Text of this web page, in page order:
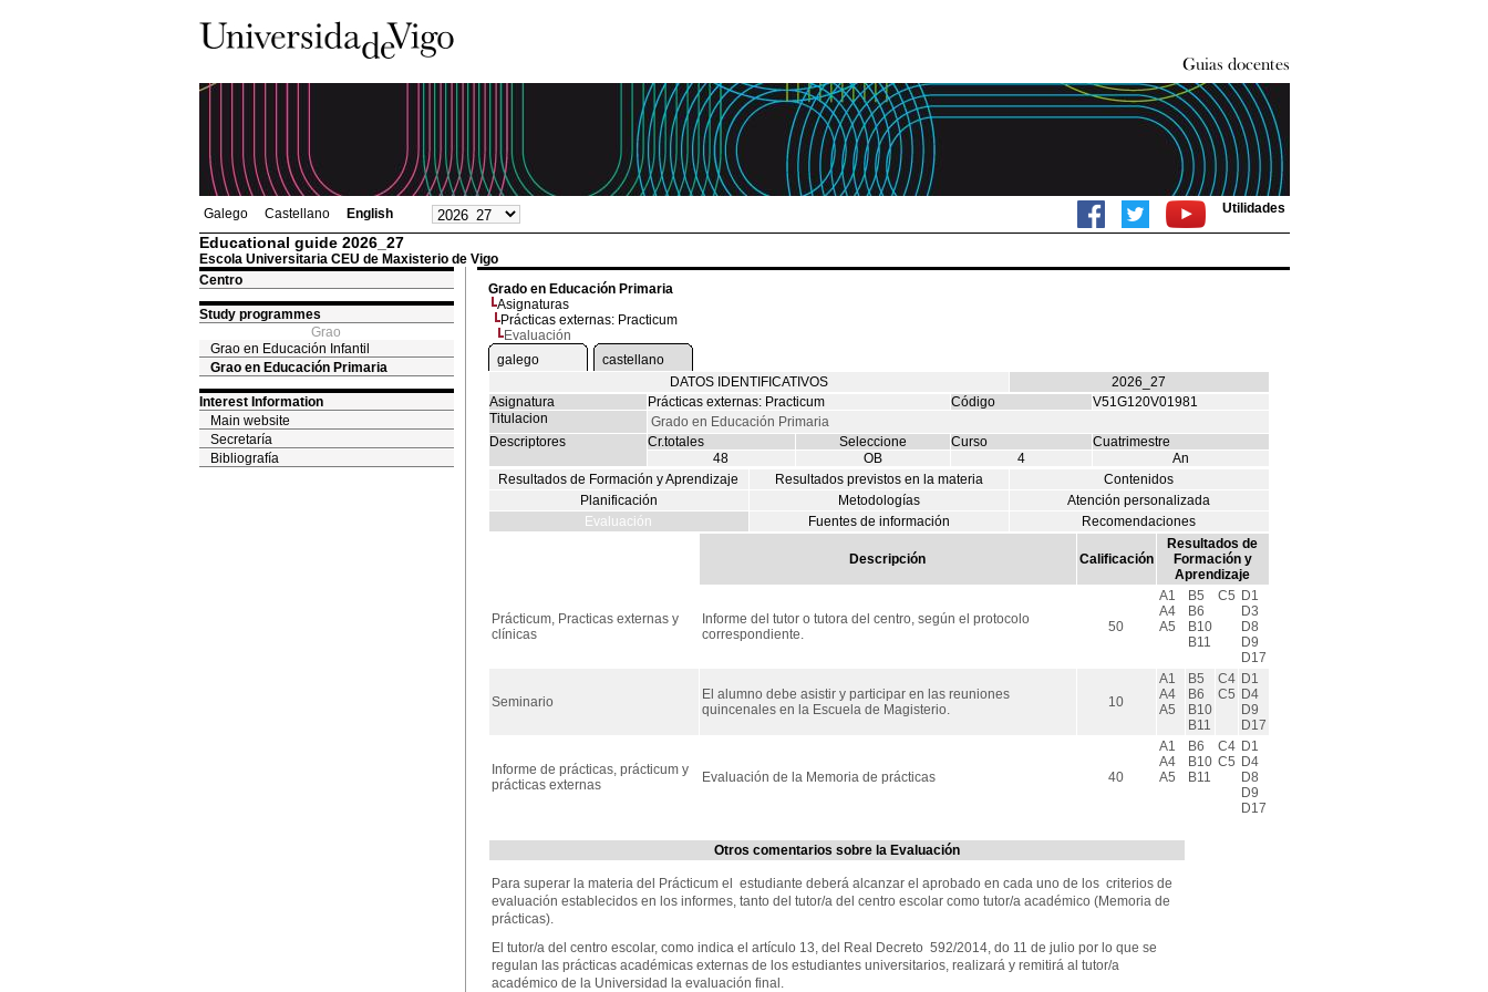
Galego Castellano English Utilidades
Educational guide 2026_27
Escola Universitaria CEU de Maxisterio de Vigo
Centro
Study programmes
Grao
Grao en Educación Infantil
Grao en Educación Primaria
Interest Information
Main website
Secretaría
Bibliografía
Grado en Educación Primaria
Asignaturas
Prácticas externas: Practicum
Evaluación
galego
castellano
DATOS IDENTIFICATIVOS
2026_27
Asignatura
Prácticas externas: Practicum Código
V51G120V01981
Titulacion
Grado en Educación Primaria
Descriptores
Cr.totales Seleccione Curso
Cuatrimestre
48
OB 4
An
Resultados de Formación y Aprendizaje
Resultados previstos en la materia
Contenidos
Planificación
Metodologías
Atención personalizada
Evaluación
Fuentes de información Recomendaciones
Descripción Calificación
Resultados de
Formación y
Aprendizaje
Prácticum, Practicas externas y
clínicas
Informe del tutor o tutora del centro, según el protocolo
correspondiente.
50
A1
A4
A5
B5
B6
B10
B11
C5 D1
D3
D8
D9
D17
Seminario
El alumno debe asistir y participar en las reuniones
quincenales en la Escuela de Magisterio.
10
A1
A4
A5
B5
B6
B10
B11
C4
C5
D1
D4
D9
D17
Informe de prácticas, prácticum y
prácticas externas
Evaluación de la Memoria de prácticas 40
A1
A4
A5
B6
B10
B11
C4
C5
D1
D4
D8
D9
D17
Otros comentarios sobre la Evaluación
Para superar la materia del Prácticum el estudiante deberá alcanzar el aprobado en cada uno de los criterios de
evaluación establecidos en los informes, tanto del tutor/a del centro escolar como tutor/a académico (Memoria de
prácticas).
El tutor/a del centro escolar, como indica el artículo 13, del Real Decreto 592/2014, do 11 de julio por lo que se
regulan las prácticas académicas externas de los estudiantes universitarios, realizará y remitirá al tutor/a
académico de la Universidad la evaluación final.